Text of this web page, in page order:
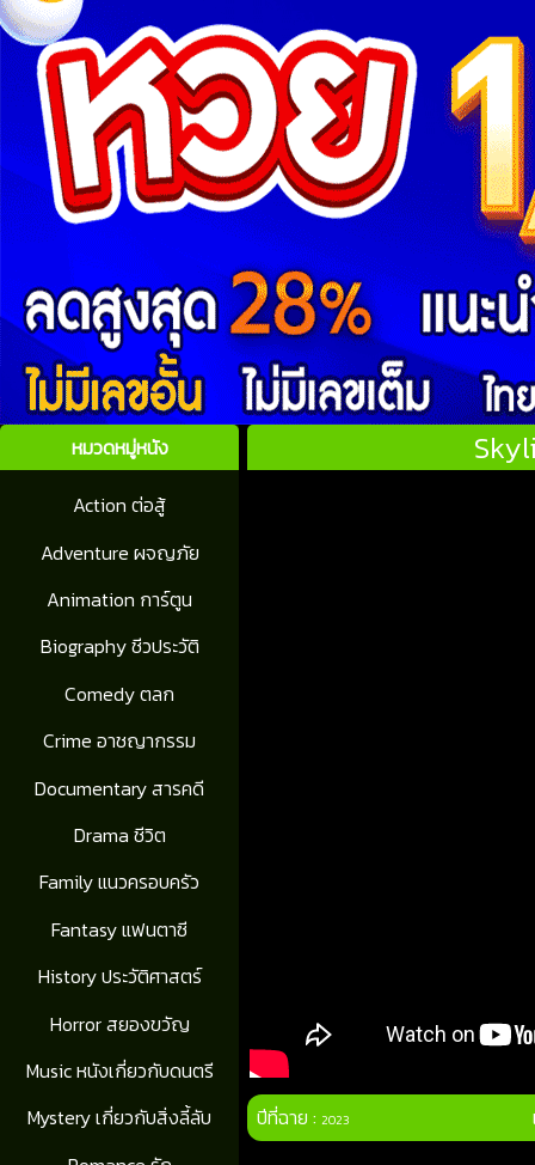
หมวดหมู่หนัง
Action ต่อสู้
Adventure ผจญภัย
Animation การ์ตูน
Biography ชีวประวัติ
Comedy ตลก
Crime อาชญากรรม
Documentary สารคดี
Drama ชีวิต
Family แนวครอบครัว
Fantasy แฟนตาซี
History ประวัติศาสตร์
Horror สยองขวัญ
Music หนังเกี่ยวกับดนตรี
Mystery เกี่ยวกับสิ่งลี้ลับ
ปีที่ฉาย :2023